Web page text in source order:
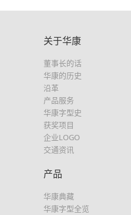
关于华康
董事长的话
华康的历史
沿革
产品服务
华康字型史
获奖项目
企业LOGO
交通资讯
产品
华康典藏
华康字型全览